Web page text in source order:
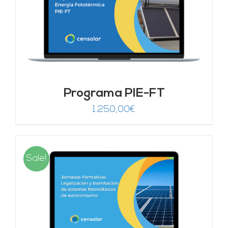
Programa PIE-FT
1.250,00€
Sale!